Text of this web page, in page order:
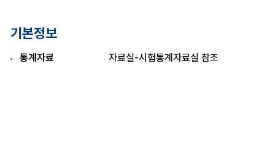
기본정보
통계자료